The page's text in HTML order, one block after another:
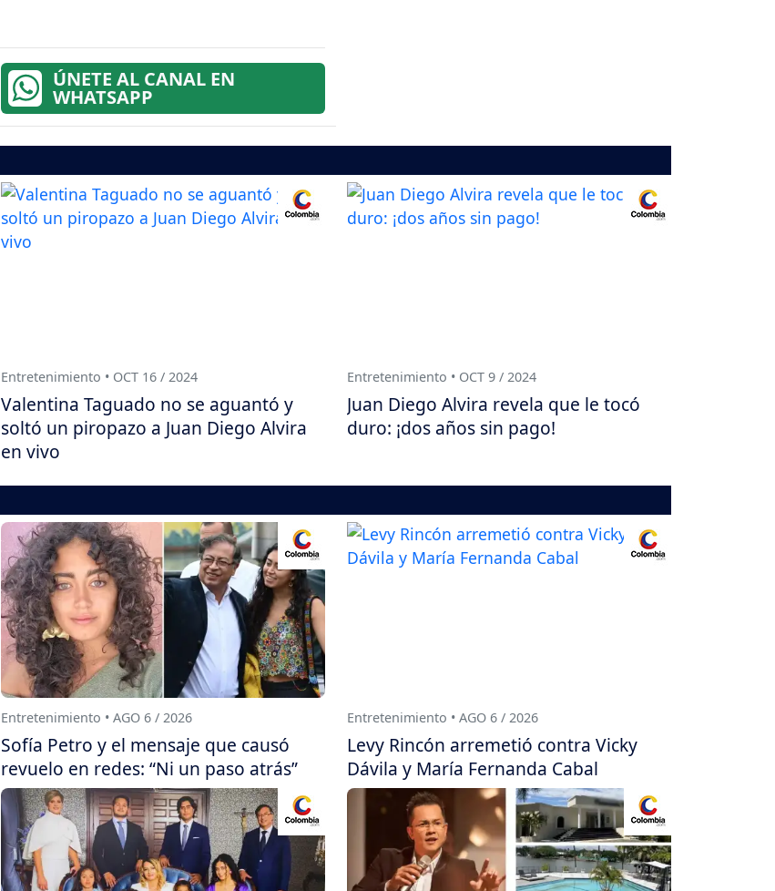
ÚNETE AL CANAL EN
WHATSAPP
Entretenimiento • OCT 16 / 2024
Valentina Taguado no se aguantó y
soltó un piropazo a Juan Diego Alvira
en vivo
Entretenimiento • OCT 9 / 2024
Juan Diego Alvira revela que le tocó
duro: ¡dos años sin pago!
Entretenimiento • AGO 6 / 2026
Sofía Petro y el mensaje que causó
revuelo en redes: “Ni un paso atrás”
Entretenimiento • AGO 6 / 2026
Levy Rincón arremetió contra Vicky
Dávila y María Fernanda Cabal